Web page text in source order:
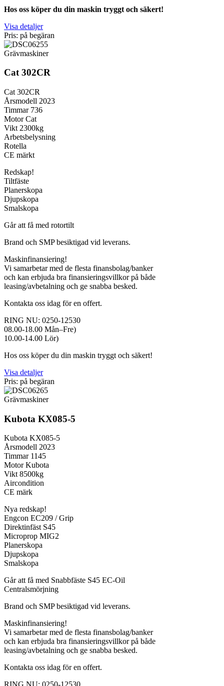
Hos oss köper du din maskin tryggt och säkert!
Visa detaljer
Pris: på begäran
Grävmaskiner
Cat 302CR
Cat 302CR
Årsmodell 2023
Timmar 736
Motor Cat
Vikt 2300kg
Arbetsbelysning
Rotella
CE märkt
Redskap!
Tiltfäste
Planerskopa
Djupskopa
Smalskopa
Går att få med rotortilt
Brand och SMP besiktigad vid leverans.
Maskinfinansiering!
Vi samarbetar med de flesta finansbolag/banker
och kan erbjuda bra finansieringsvillkor på både
leasing/avbetalning och ge snabba besked.
Kontakta oss idag för en offert.
RING NU: 0250-12530
08.00-18.00 Mån–Fre)
10.00-14.00 Lör)
Hos oss köper du din maskin tryggt och säkert!
Visa detaljer
Pris: på begäran
Grävmaskiner
Kubota KX085-5
Kubota KX085-5
Årsmodell 2023
Timmar 1145
Motor Kubota
Vikt 8500kg
Aircondition
CE märk
Nya redskap!
Engcon EC209 / Grip
Direktinfäst S45
Microprop MIG2
Planerskopa
Djupskopa
Smalskopa
Går att få med Snabbfäste S45 EC-Oil
Centralsmörjning
Brand och SMP besiktigad vid leverans.
Maskinfinansiering!
Vi samarbetar med de flesta finansbolag/banker
och kan erbjuda bra finansieringsvillkor på både
leasing/avbetalning och ge snabba besked.
Kontakta oss idag för en offert.